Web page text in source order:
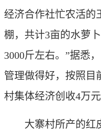
经济合作社忙农活的
棚，共计3亩的水萝
3000斤左右。”据悉
管理做得好，按照目
村集体经济创收4万元
大寨村所产的红